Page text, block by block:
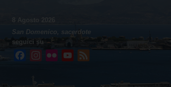
8 Agosto 2026
San Domenico, sacerdote
seguici su
FacebookInstagram
Flickr YouTube